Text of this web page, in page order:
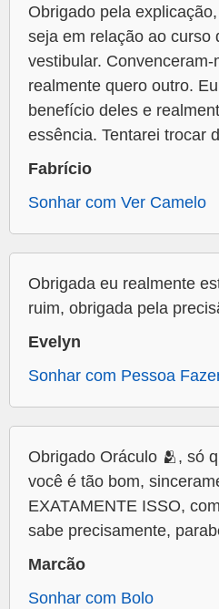
Obrigado pela
seja em relação ao curso
vestibular.
realmente quero outro.
benefício deles e
essência. Tentarei trocar
Fabrício
Sonhar com Ver Camelo
Obrigada eu realmente
ruim, obrigada pela
Evelyn
Sonhar com Pessoa
Obrigado Oráculo 🫂, só
você é tão bom,
EXATAMENTE ISSO,
sabe precisamente,
Marcão
Sonhar com Bolo